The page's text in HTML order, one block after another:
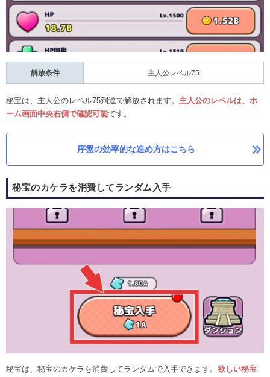
解放条件 主人公レベル75
秘宝は、主人公のレベル75到達で解放されます。 主人公のレベルは、ホ
ーム画面中央右側で確認可能です。
序盤の効率的な進め方はこちら
秘宝のカケラを消費してランダム入手
秘宝は、秘宝のカケラを消費してランダムで入手できます。 欲しい秘宝